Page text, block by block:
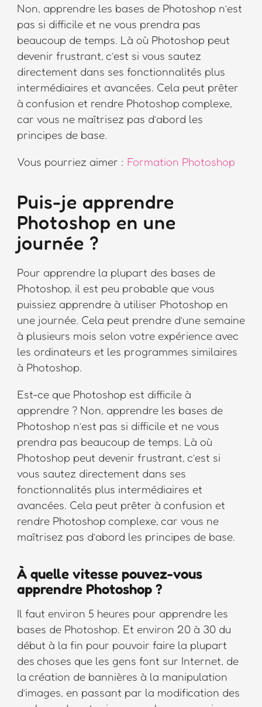
Non, apprendre les bases de Photoshop n’est
pas si difficile et ne vous prendra pas
beaucoup de temps. Là où Photoshop peut
devenir frustrant, c’est si vous sautez
directement dans ses fonctionnalités plus
intermédiaires et avancées. Cela peut prêter
à confusion et rendre Photoshop complexe,
car vous ne maîtrisez pas d’abord les
principes de base.
Vous pourriez aimer : Formation Photoshop
Puis-je apprendre
Photoshop en une
journée ?
Pour apprendre la plupart des bases de
Photoshop, il est peu probable que vous
puissiez apprendre à utiliser Photoshop en
une journée. Cela peut prendre d’une semaine
à plusieurs mois selon votre expérience avec
les ordinateurs et les programmes similaires
à Photoshop.
Est-ce que Photoshop est difficile à
apprendre ? Non, apprendre les bases de
Photoshop n’est pas si difficile et ne vous
prendra pas beaucoup de temps. Là où
Photoshop peut devenir frustrant, c’est si
vous sautez directement dans ses
fonctionnalités plus intermédiaires et
avancées. Cela peut prêter à confusion et
rendre Photoshop complexe, car vous ne
maîtrisez pas d’abord les principes de base.
À quelle vitesse pouvez-vous
apprendre Photoshop ?
Il faut environ 5 heures pour apprendre les
bases de Photoshop. Et environ 20 à 30 du
début à la fin pour pouvoir faire la plupart
des choses que les gens font sur Internet, de
la création de bannières à la manipulation
d’images, en passant par la modification des